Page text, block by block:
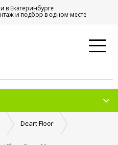
в Екатеринбурге
и подбор в одном месте
Deart Floor